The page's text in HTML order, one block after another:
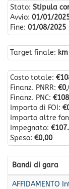
Stato: Stipula
Avvio: 01/01/
Fine: 01/08/2025
Target finale:
Costo totale:
Finanz. PNRR:
Finanz. PNC:
Importo di FOI:
Importo altre
Impegnato:
Speso: €0,00
Bandi di gara
AFFIDAMENTO